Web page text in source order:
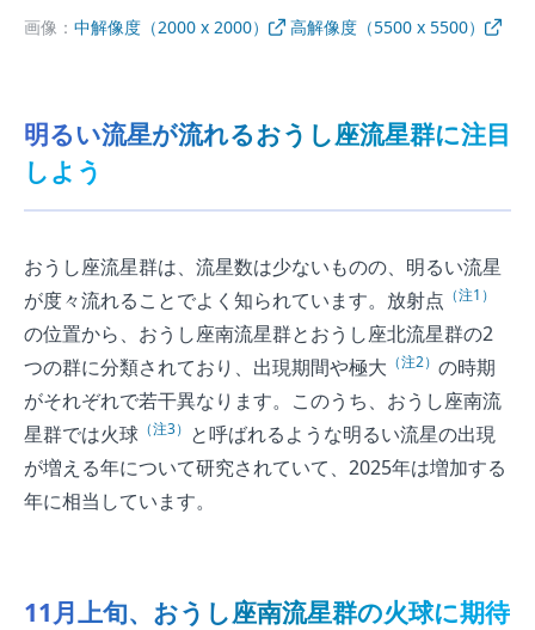
画像： 中解像度（2000 x 2000） 高解像度（5500 x 5500）
明るい流星が流れるおうし座流星群に注目
しよう
おうし座流星群は、流星数は少ないものの、明るい流星
が度々流れることでよく知られています。放射点 （注1）
の位置から、おうし座南流星群とおうし座北流星群の2
つの群に分類されており、出現期間や極大 （注2） の時期
がそれぞれで若干異なります。このうち、おうし座南流
星群では火球 （注3） と呼ばれるような明るい流星の出現
が増える年について研究されていて、2025年は増加する
年に相当しています。
11月上旬、おうし座南流星群の火球に期待